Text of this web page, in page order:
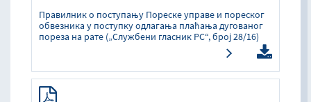
Правилник о поступању Пореске управе и пореског
обвезника у поступку одлагања плаћања дугованог
пореза на рате („Службени гласник РС“, број 28/16)